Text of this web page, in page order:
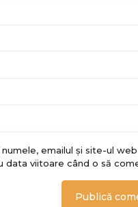
emailul și site-ul
data viitoare când o să